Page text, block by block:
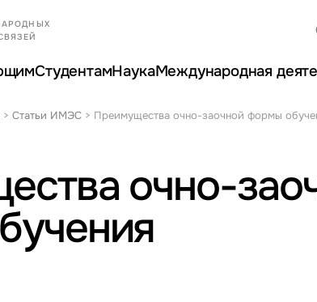
СтудентамНаукаМеждународная
>Статьи ИМЭС > Преимущества очно-заочной формы
очно-